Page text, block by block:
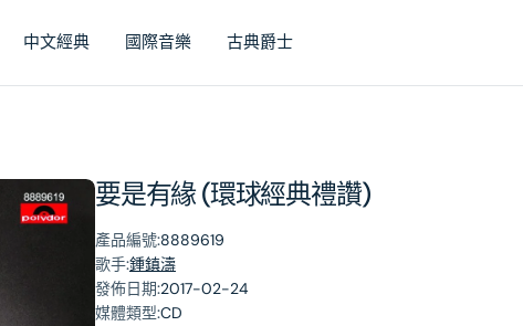
中文經典 國際音樂 古典爵士
要是有緣 (環球經典禮讚)
產品編號:8889619
歌手:鍾鎮濤
發佈日期:2017-02-24
媒體類型:CD